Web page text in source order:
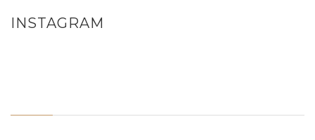
INSTAGRAM